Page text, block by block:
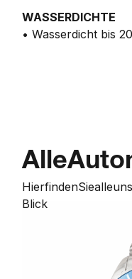
WASSERDICHTE
• Wasserdicht bis
Alle
HierfindenSiealle
Blick